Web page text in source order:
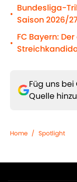
•
Bundesliga-
Saison 2026/
•
FC Bayern:
Füg uns bei
Quelle hinzu
Home / Spotlight